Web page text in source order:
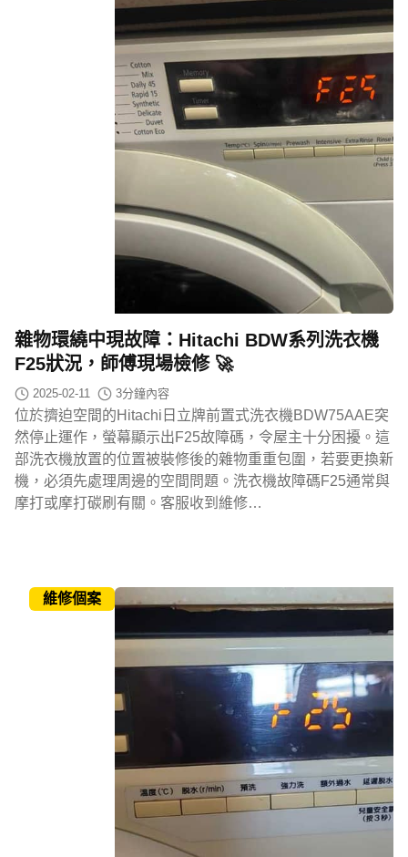
雜物環繞中現故障：Hitachi BDW系列洗衣機
F25狀況，師傅現場檢修 🚀
2025-02-11 3分鐘內容
位於擠迫空間的Hitachi日立牌前置式洗衣機BDW75AAE突
然停止運作，螢幕顯示出F25故障碼，令屋主十分困擾。這
部洗衣機放置的位置被裝修後的雜物重重包圍，若要更換新
機，必須先處理周邊的空間問題。洗衣機故障碼F25通常與
摩打或摩打碳刷有關。客服收到維修…
維修個案